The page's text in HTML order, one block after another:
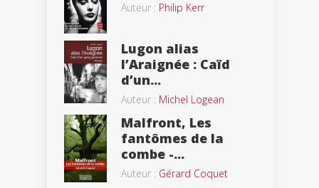
Auteur : Philip Kerr
Lugon alias
l’Araignée : Caïd
d’un...
Auteur : Michel Logean
Malfront, Les
fantômes de la
combe -...
Auteur : Gérard Coquet